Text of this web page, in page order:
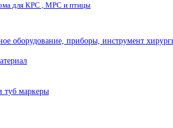
для КРС , МРС и птицы
оборудование, приборы, инструмент
туб маркеры